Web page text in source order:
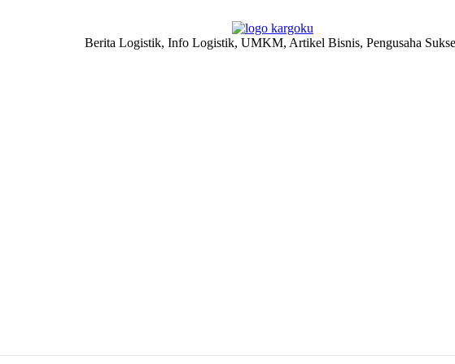
Berita Logistik, Info Logistik, UMKM, Artikel Bisnis, Pengusaha